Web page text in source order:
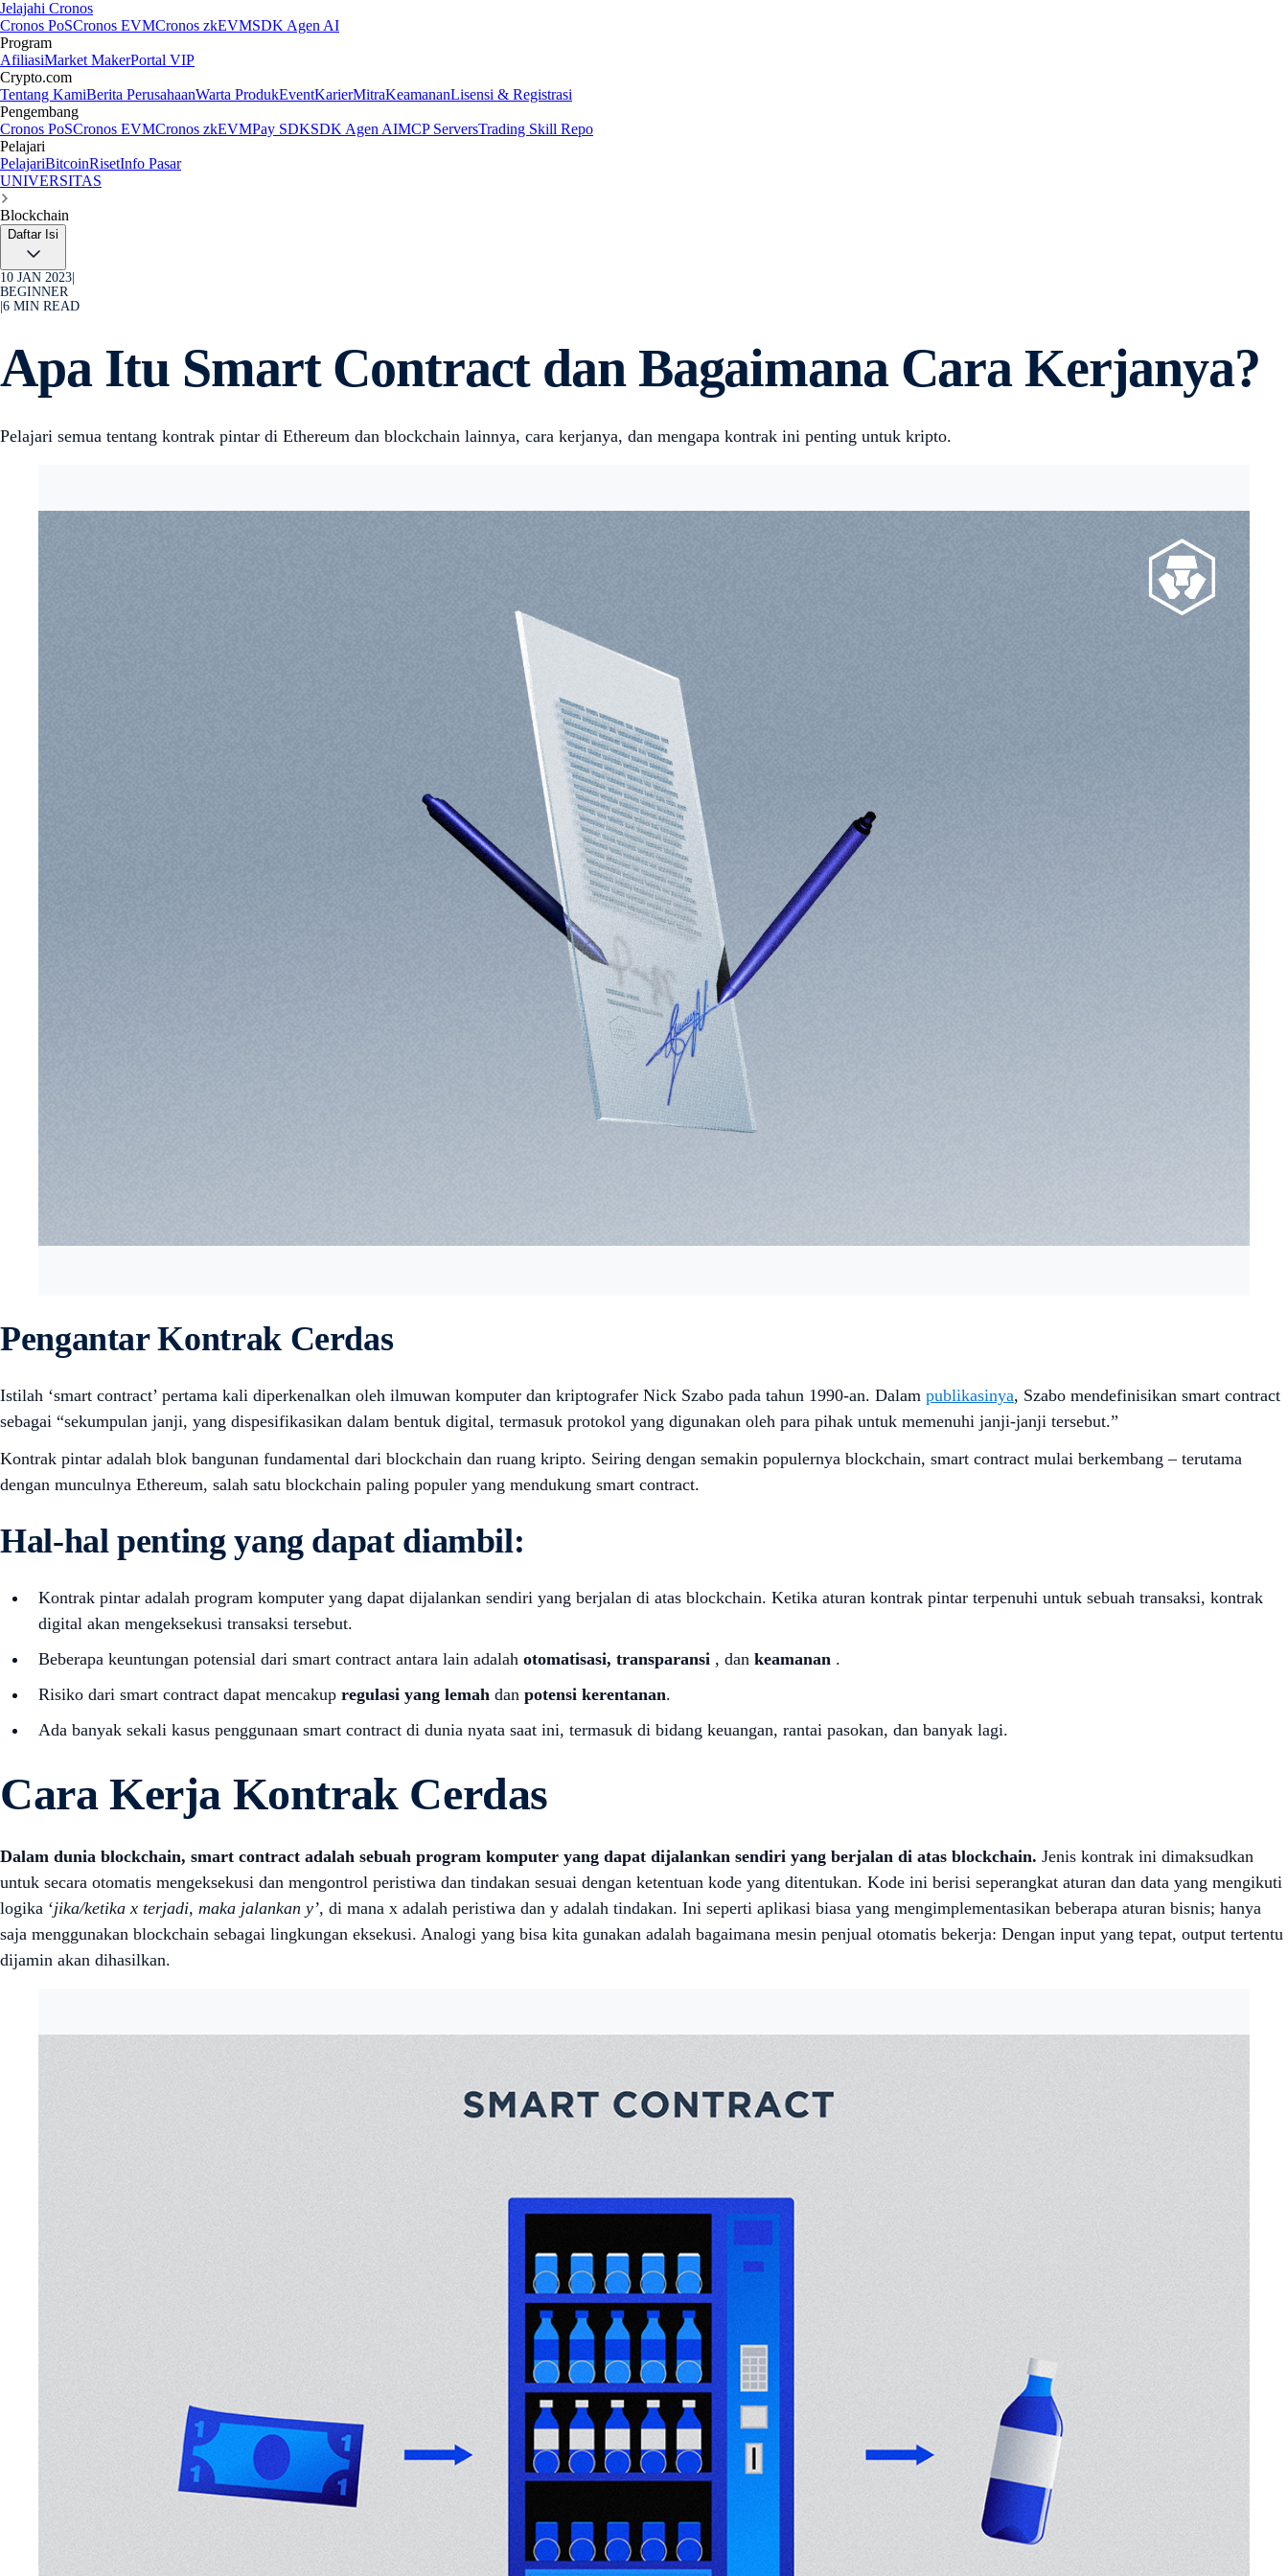
Jelajahi Cronos
Cronos PoSCronos EVMCronos zkEVMSDK Agen AI
Program
AfiliasiMarket MakerPortal VIP
Crypto.com
Tentang KamiBerita PerusahaanWarta ProdukEventKarierMitraKeamananLisensi & Registrasi
Pengembang
Cronos PoSCronos EVMCronos zkEVMPay SDKSDK Agen AIMCP ServersTrading Skill Repo
Pelajari
PelajariBitcoinRisetInfo Pasar
UNIVERSITAS
Blockchain
Daftar Isi
10 JAN 2023
BEGINNER
6 MIN READ
Apa Itu Smart Contract dan Bagaimana Cara Kerjanya?
Pelajari semua tentang kontrak pintar di Ethereum dan blockchain lainnya, cara kerjanya, dan mengapa kontrak ini penting untuk kripto.
Pengantar Kontrak Cerdas
Istilah ‘smart contract’ pertama kali diperkenalkan oleh ilmuwan komputer dan kriptografer Nick Szabo pada tahun 1990-an. Dalam publikasinya, Szabo mendefinisikan smart contract
sebagai “sekumpulan janji, yang dispesifikasikan dalam bentuk digital, termasuk protokol yang digunakan oleh para pihak untuk memenuhi janji-janji tersebut.”
Kontrak pintar adalah blok bangunan fundamental dari blockchain dan ruang kripto. Seiring dengan semakin populernya blockchain, smart contract mulai berkembang – terutama
dengan munculnya Ethereum, salah satu blockchain paling populer yang mendukung smart contract.
Hal-hal penting yang dapat diambil:
Kontrak pintar adalah program komputer yang dapat dijalankan sendiri yang berjalan di atas blockchain. Ketika aturan kontrak pintar terpenuhi untuk sebuah transaksi, kontrak
digital akan mengeksekusi transaksi tersebut.
Beberapa keuntungan potensial dari smart contract antara lain adalah otomatisasi, transparansi , dan keamanan .
Risiko dari smart contract dapat mencakup regulasi yang lemah dan potensi kerentanan.
Ada banyak sekali kasus penggunaan smart contract di dunia nyata saat ini, termasuk di bidang keuangan, rantai pasokan, dan banyak lagi.
Cara Kerja Kontrak Cerdas
Dalam dunia blockchain, smart contract adalah sebuah program komputer yang dapat dijalankan sendiri yang berjalan di atas blockchain. Jenis kontrak ini dimaksudkan
untuk secara otomatis mengeksekusi dan mengontrol peristiwa dan tindakan sesuai dengan ketentuan kode yang ditentukan. Kode ini berisi seperangkat aturan dan data yang mengikuti
logika ‘jika/ketika x terjadi, maka jalankan y’, di mana x adalah peristiwa dan y adalah tindakan. Ini seperti aplikasi biasa yang mengimplementasikan beberapa aturan bisnis; hanya
saja menggunakan blockchain sebagai lingkungan eksekusi. Analogi yang bisa kita gunakan adalah bagaimana mesin penjual otomatis bekerja: Dengan input yang tepat, output tertentu
dijamin akan dihasilkan.